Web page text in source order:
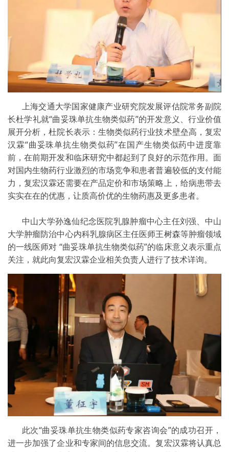
上海交通大学国家健康产业研究院发展评估院常务副院
长杜学礼就“曲妥珠单抗生物类似药”的开发意义、行业价值
展开分析，杜院长表示：生物类似药行业技术壁垒高，复宏
汉霖“曲妥珠单抗生物类似药”在国产生物类似药中进度靠
前，在前期开发和临床研究中都起到了良好的示范作用。面
对国内生物药行业激烈的市场竞争和患者普遍较低的支付能
力，复宏汉霖还需要在产品定价和市场策略上，给病患带去
实实在在的优惠，让质高价优的生物药惠及更多患者。
中山大学孙逸仙纪念医院乳腺肿瘤中心主任刘强、中山
大学肿瘤防治中心内科乳腺病区主任医师王树森等肿瘤领域
的一线医师对 “曲妥珠单抗生物类似药”的临床意义表示重点
关注，就此向复宏汉霖企业相关负责人进行了技术详询。
此次“曲妥珠单抗生物类似药专家咨询会”的成功召开，
进一步加强了企业和专家间的信息交流。复宏汉霖将认真总